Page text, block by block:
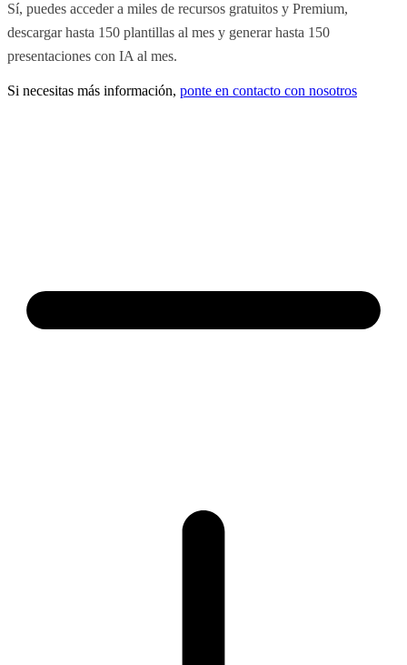
Sí, puedes acceder a miles de recursos gratuitos y Premium,
descargar hasta 150 plantillas al mes y generar hasta 150
presentaciones con IA al mes.
Si necesitas más información, ponte en contacto con nosotros